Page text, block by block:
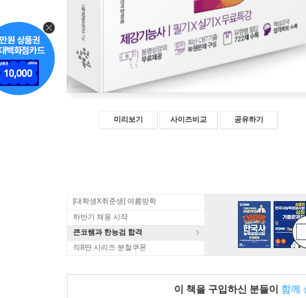
미리보기 사이즈비교 공유하기
[대학생X취준생] 여름방학
하반기 채용 시작
큰코쌤과 한능검 합격
직8딴 시리즈 분철쿠폰
이 책을 구입하신 분들이 함께